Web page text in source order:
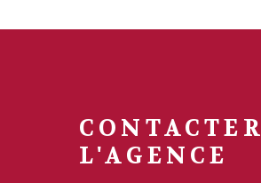
CONTACTER
L'AGENCE